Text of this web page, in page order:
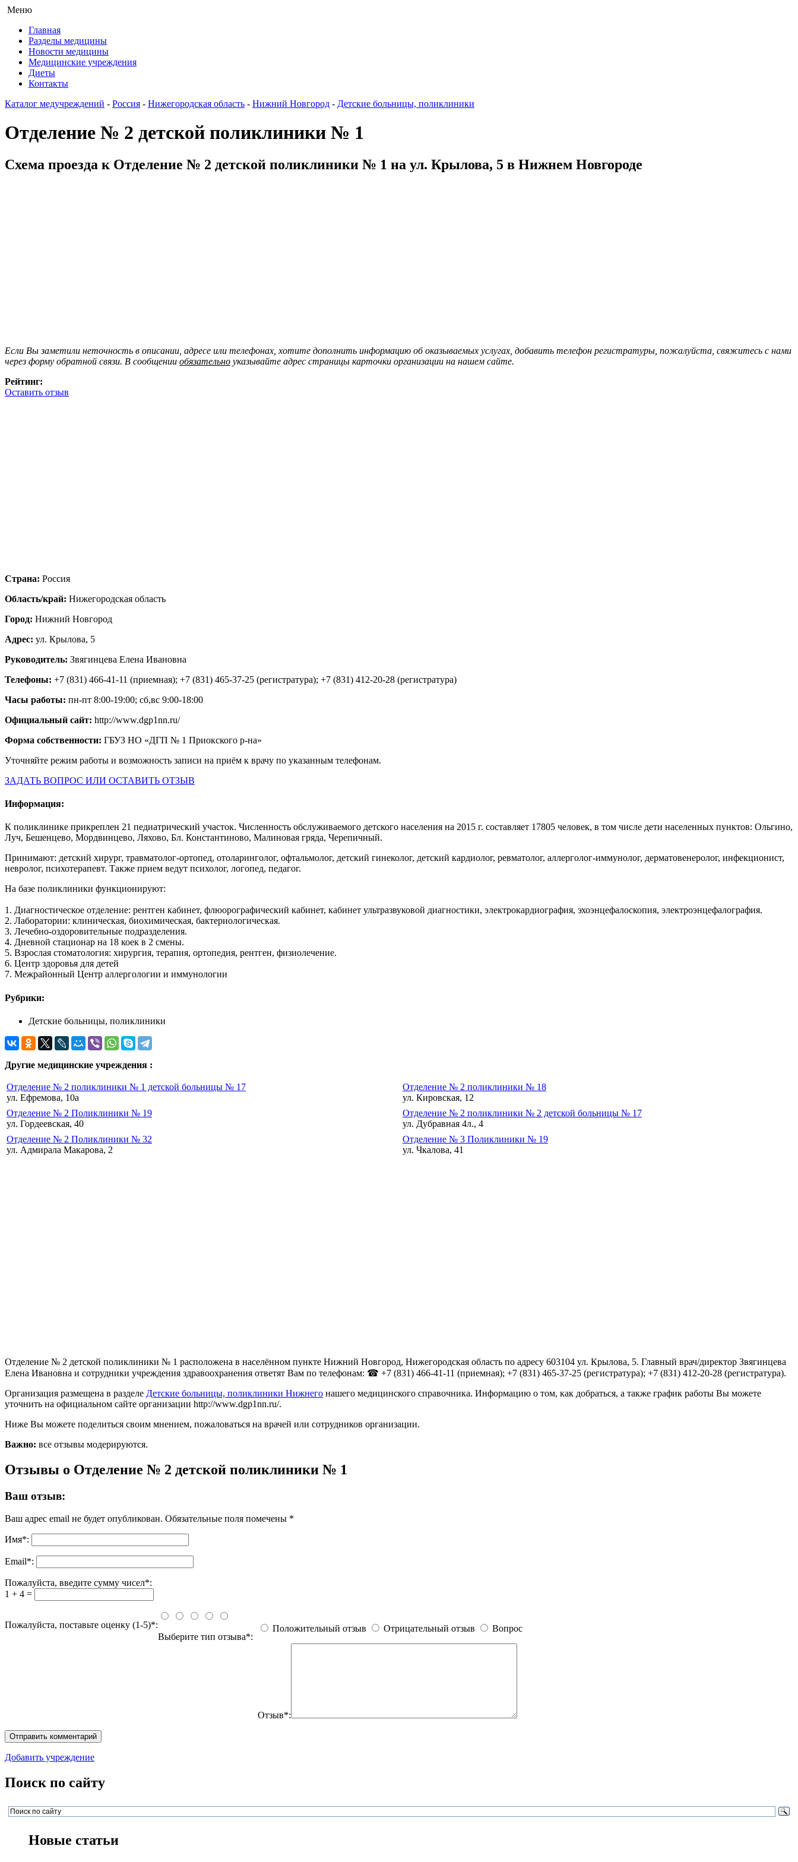
Меню
Главная
Разделы медицины
Новости медицины
Медицинские учреждения
Диеты
Контакты
Каталог медучреждений - Россия - Нижегородская область - Нижний Новгород - Детские больницы, поликлиники
Отделение № 2 детской поликлиники № 1
Схема проезда к Отделение № 2 детской поликлиники № 1 на ул. Крылова, 5 в Нижнем Новгороде
Если Вы заметили неточность в описании, адресе или телефонах, хотите дополнить информацию об оказываемых услугах, добавить телефон регистратуры, пожалуйста, свяжитесь с нами
через форму обратной связи. В сообщении обязательно указывайте адрес страницы карточки организации на нашем сайте.
Рейтинг:
Оставить отзыв
Страна: Россия
Область/край: Нижегородская область
Город: Нижний Новгород
Адрес: ул. Крылова, 5
Руководитель: Звягинцева Елена Ивановна
Телефоны: +7 (831) 466-41-11 (приемная); +7 (831) 465-37-25 (регистратура); +7 (831) 412-20-28 (регистратура)
Часы работы: пн-пт 8:00-19:00; сб,вс 9:00-18:00
Официальный сайт: http://www.dgp1nn.ru/
Форма собственности: ГБУЗ НО «ДГП № 1 Приокского р-на»
Уточняйте режим работы и возможность записи на приём к врачу по указанным телефонам.
ЗАДАТЬ ВОПРОС ИЛИ ОСТАВИТЬ ОТЗЫВ
Информация:
К поликлинике прикреплен 21 педиатрический участок. Численность обслуживаемого детского населения на 2015 г. составляет 17805 человек, в том числе дети населенных пунктов: Ольгино,
Луч, Бешенцево, Мордвинцево, Ляхово, Бл. Константиново, Малиновая гряда, Черепичный.
Принимают: детский хирург, травматолог-ортопед, отоларинголог, офтальмолог, детский гинеколог, детский кардиолог, ревматолог, аллерголог-иммунолог, дерматовенеролог, инфекционист,
невролог, психотерапевт. Также прием ведут психолог, логопед, педагог.
На базе поликлиники функционируют:
1. Диагностическое отделение: рентген кабинет, флюорографический кабинет, кабинет ультразвуковой диагностики, электрокардиография, эхоэнцефалоскопия, электроэнцефалография.
2. Лаборатории: клиническая, биохимическая, бактериологическая.
3. Лечебно-оздоровительные подразделения.
4. Дневной стационар на 18 коек в 2 смены.
5. Взрослая стоматология: хирургия, терапия, ортопедия, рентген, физиолечение.
6. Центр здоровья для детей
7. Межрайонный Центр аллергологии и иммунологии
Рубрики:
Детские больницы, поликлиники
Другие медицинские учреждения :
Отделение № 2 поликлиники № 1 детской больницы № 17
ул. Ефремова, 10а
Отделение № 2 поликлиники № 18
ул. Кировская, 12
Отделение № 2 Поликлиники № 19
ул. Гордеевская, 40
Отделение № 2 поликлиники № 2 детской больницы № 17
ул. Дубравная 4л., 4
Отделение № 2 Поликлиники № 32
ул. Адмирала Макарова, 2
Отделение № 3 Поликлиники № 19
ул. Чкалова, 41
Отделение № 2 детской поликлиники № 1 расположена в населённом пункте Нижний Новгород, Нижегородская область по адресу 603104 ул. Крылова, 5. Главный врач/директор Звягинцева
Елена Ивановна и сотрудники учреждения здравоохранения ответят Вам по телефонам: ☎ +7 (831) 466-41-11 (приемная); +7 (831) 465-37-25 (регистратура); +7 (831) 412-20-28 (регистратура).
Организация размещена в разделе Детские больницы, поликлиники Нижнего нашего медицинского справочника. Информацию о том, как добраться, а также график работы Вы можете
уточнить на официальном сайте организации http://www.dgp1nn.ru/.
Ниже Вы можете поделиться своим мнением, пожаловаться на врачей или сотрудников организации.
Важно: все отзывы модерируются.
Отзывы о Отделение № 2 детской поликлиники № 1
Ваш отзыв:
Ваш адрес email не будет опубликован. Обязательные поля помечены *
Имя*:
Email*:
Пожалуйста, введите сумму чисел*:
1 + 4 =
Пожалуйста, поставьте оценку (1-5)*:
Выберите тип отзыва*:
Положительный отзыв Отрицательный отзыв Вопрос
Отзыв*:
Добавить учреждение
Поиск по сайту
Новые статьи